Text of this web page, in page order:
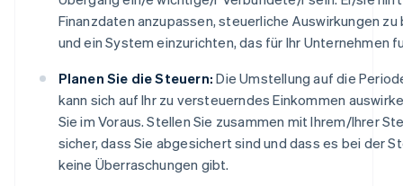
Finanzdaten anzupassen, steuerliche Auswirkungen
und ein System einzurichten, das für Ihr Unternehmen
Planen Sie die Steuern: Die Umstellung auf die
kann sich auf Ihr zu versteuerndes Einkommen
Sie im Voraus. Stellen Sie zusammen mit Ihrem/Ihrer
sicher, dass Sie abgesichert sind und dass es bei der
keine Überraschungen gibt.